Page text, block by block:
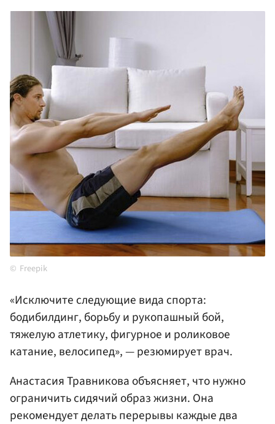
Freepik
«Исключите следующие вида спорта:
бодибилдинг, борьбу и рукопашный бой,
тяжелую атлетику, фигурное и роликовое
катание, велосипед», — резюмирует врач.
Анастасия Травникова объясняет, что нужно
ограничить сидячий образ жизни. Она
рекомендует делать перерывы каждые два